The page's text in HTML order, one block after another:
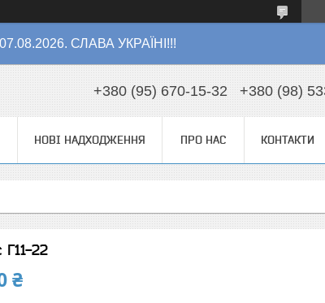
07.08.2026. СЛАВА УКРАЇНІ!!!
+380 (95) 670-15-32 +380 (98)
НОВІ НАДХОДЖЕННЯ ПРО НАС КОНТАКТИ
Г11-22
₴